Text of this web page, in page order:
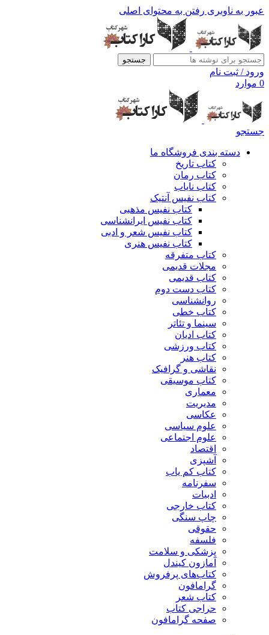
عبور به ناوبری رفتن به محتوای اصلی
جستجو
ورود / ثبت نام
0 موارد
جستجو
دسته بندی فروشگاه ما
کتاب تاریخ
کتاب رمان
کتاب نایاب
کتاب نفیس آنتیک
کتاب نفیس مذهبی
کتاب نفیس ایرانشناسی
کتاب نفیس شعر و ادبی
کتاب نفیس هنری
کتاب متفرقه
مجلات قدیمی
کتاب قدیمی
کتاب دست دوم
روانشناسی
کتاب خطی
سینما و تئاتر
کتاب ادیان
کتاب ورزشی
کتاب هنر
نقاشی و گرافیک
کتاب موسیقی
معماری
مدیریت
عکاسی
علوم سیاسی
علوم اجتماعی
اقتصاد
آشپزی
کتاب کم یاب
سفرنامه
ادبیات
کتاب خارجی
چاپ سنگی
حقوقی
فلسفه
پزشکی و سلامت
آمازون کیندل
کتاب‌های پرفروش
گرامافون
کتاب شعر
حراجی کتاب
صفحه گرامافون